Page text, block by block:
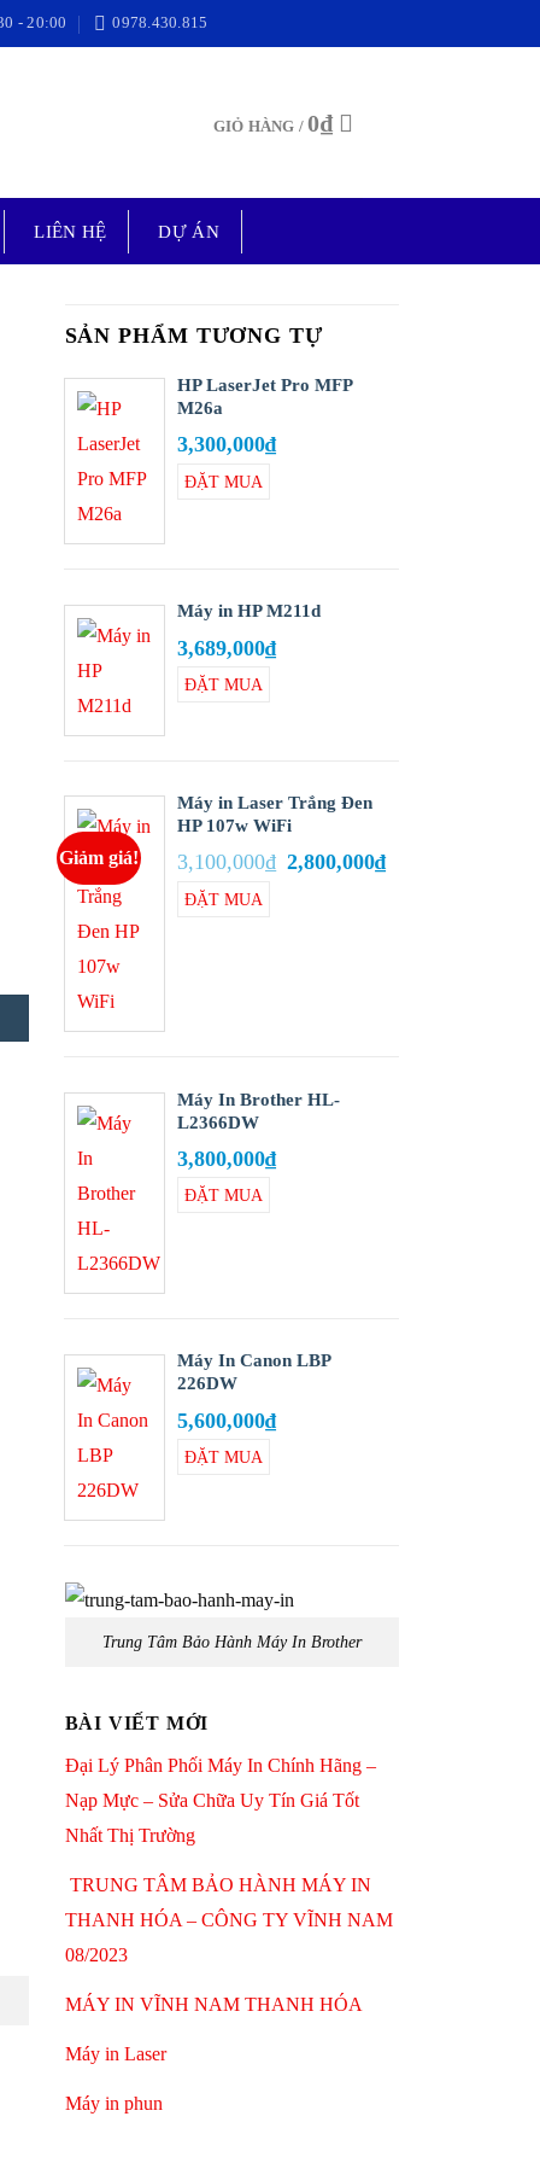
- 20:00 0978.430.815
GIỎ HÀNG /0₫
LIÊN HỆ DỰ ÁN
SẢN PHẨM TƯƠNG TỰ
wishlist
HP LaserJet Pro MFP
M26a
3,300,000₫
ĐẶT MUA
wishlist
Máy in HP M211d
3,689,000₫
ĐẶT MUA
Giảm giá!
Add to
wishlist
Máy in Laser Trắng Đen
HP 107w WiFi
3,100,000₫
Giá
gốc
2,800,000₫Giá
hiện
ĐẶT MUA
Máy In Brother HL-
L2366DW
3,800,000₫
ĐẶT MUA
wishlist
Máy In Canon LBP
226DW
5,600,000₫
ĐẶT MUA
Trung Tâm Bảo Hành Máy In Brother
BÀI VIẾT MỚI
Đại Lý Phân Phối Máy In Chính Hãng –
Nạp Mực – Sửa Chữa Uy Tín Giá Tốt
Nhất Thị Trường
TRUNG TÂM BẢO HÀNH MÁY IN
THANH HÓA – CÔNG TY VĨNH NAM
08/2023
MÁY IN VĨNH NAM THANH HÓA
Máy in Laser
Máy in phun